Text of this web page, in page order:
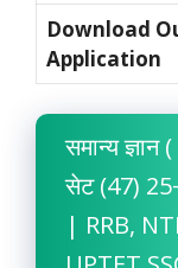
Download
Application
समान्य
सेट (47)
| RRB,